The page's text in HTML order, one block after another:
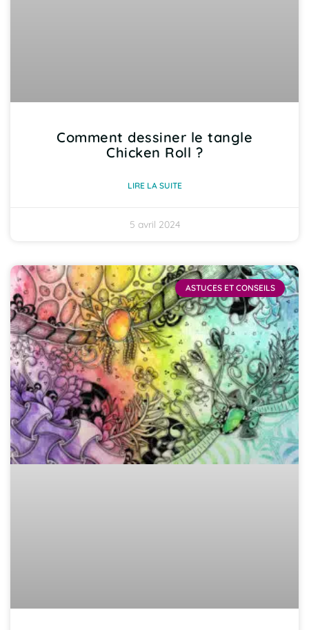
Comment dessiner le tangle
Chicken Roll ?
LIRE LA SUITE
5 avril 2024
ASTUCES ET CONSEILS